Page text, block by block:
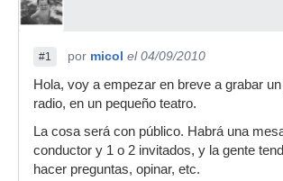
#1 por micol el 04/09/2010
Hola, voy a empezar en breve a grabar
radio, en un pequeño teatro.
La cosa será con público. Habrá una
conductor y 1 o 2 invitados, y la gente
hacer preguntas, opinar, etc.